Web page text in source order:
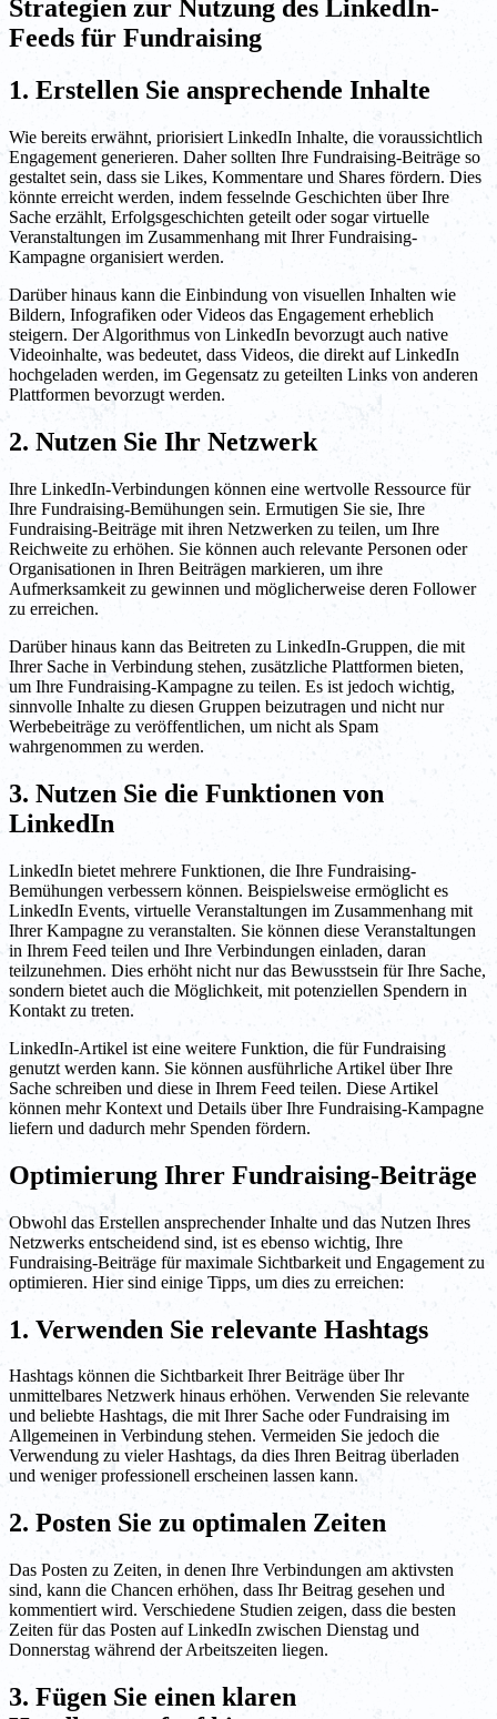
Strategien zur Nutzung des LinkedIn-
Feeds für Fundraising
1. Erstellen Sie ansprechende Inhalte
Wie bereits erwähnt, priorisiert LinkedIn Inhalte, die voraussichtlich
Engagement generieren. Daher sollten Ihre Fundraising-Beiträge so
gestaltet sein, dass sie Likes, Kommentare und Shares fördern. Dies
könnte erreicht werden, indem fesselnde Geschichten über Ihre
Sache erzählt, Erfolgsgeschichten geteilt oder sogar virtuelle
Veranstaltungen im Zusammenhang mit Ihrer Fundraising-
Kampagne organisiert werden.
Darüber hinaus kann die Einbindung von visuellen Inhalten wie
Bildern, Infografiken oder Videos das Engagement erheblich
steigern. Der Algorithmus von LinkedIn bevorzugt auch native
Videoinhalte, was bedeutet, dass Videos, die direkt auf LinkedIn
hochgeladen werden, im Gegensatz zu geteilten Links von anderen
Plattformen bevorzugt werden.
2. Nutzen Sie Ihr Netzwerk
Ihre LinkedIn-Verbindungen können eine wertvolle Ressource für
Ihre Fundraising-Bemühungen sein. Ermutigen Sie sie, Ihre
Fundraising-Beiträge mit ihren Netzwerken zu teilen, um Ihre
Reichweite zu erhöhen. Sie können auch relevante Personen oder
Organisationen in Ihren Beiträgen markieren, um ihre
Aufmerksamkeit zu gewinnen und möglicherweise deren Follower
zu erreichen.
Darüber hinaus kann das Beitreten zu LinkedIn-Gruppen, die mit
Ihrer Sache in Verbindung stehen, zusätzliche Plattformen bieten,
um Ihre Fundraising-Kampagne zu teilen. Es ist jedoch wichtig,
sinnvolle Inhalte zu diesen Gruppen beizutragen und nicht nur
Werbebeiträge zu veröffentlichen, um nicht als Spam
wahrgenommen zu werden.
3. Nutzen Sie die Funktionen von
LinkedIn
LinkedIn bietet mehrere Funktionen, die Ihre Fundraising-
Bemühungen verbessern können. Beispielsweise ermöglicht es
LinkedIn Events, virtuelle Veranstaltungen im Zusammenhang mit
Ihrer Kampagne zu veranstalten. Sie können diese Veranstaltungen
in Ihrem Feed teilen und Ihre Verbindungen einladen, daran
teilzunehmen. Dies erhöht nicht nur das Bewusstsein für Ihre Sache,
sondern bietet auch die Möglichkeit, mit potenziellen Spendern in
Kontakt zu treten.
LinkedIn-Artikel ist eine weitere Funktion, die für Fundraising
genutzt werden kann. Sie können ausführliche Artikel über Ihre
Sache schreiben und diese in Ihrem Feed teilen. Diese Artikel
können mehr Kontext und Details über Ihre Fundraising-Kampagne
liefern und dadurch mehr Spenden fördern.
Optimierung Ihrer Fundraising-Beiträge
Obwohl das Erstellen ansprechender Inhalte und das Nutzen Ihres
Netzwerks entscheidend sind, ist es ebenso wichtig, Ihre
Fundraising-Beiträge für maximale Sichtbarkeit und Engagement zu
optimieren. Hier sind einige Tipps, um dies zu erreichen:
1. Verwenden Sie relevante Hashtags
Hashtags können die Sichtbarkeit Ihrer Beiträge über Ihr
unmittelbares Netzwerk hinaus erhöhen. Verwenden Sie relevante
und beliebte Hashtags, die mit Ihrer Sache oder Fundraising im
Allgemeinen in Verbindung stehen. Vermeiden Sie jedoch die
Verwendung zu vieler Hashtags, da dies Ihren Beitrag überladen
und weniger professionell erscheinen lassen kann.
2. Posten Sie zu optimalen Zeiten
Das Posten zu Zeiten, in denen Ihre Verbindungen am aktivsten
sind, kann die Chancen erhöhen, dass Ihr Beitrag gesehen und
kommentiert wird. Verschiedene Studien zeigen, dass die besten
Zeiten für das Posten auf LinkedIn zwischen Dienstag und
Donnerstag während der Arbeitszeiten liegen.
3. Fügen Sie einen klaren